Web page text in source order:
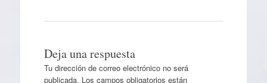
Deja una respuesta
Tu dirección de correo electrónico no será
publicada. Los campos obligatorios están